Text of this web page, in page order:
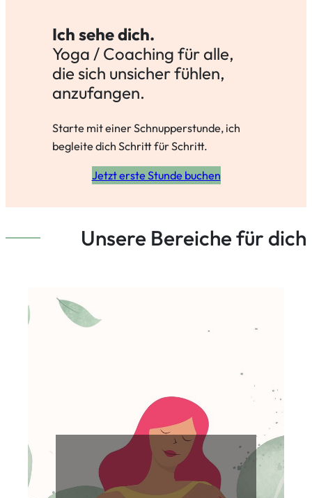
Ich sehe dich.
Yoga / Coaching für alle,
die sich unsicher fühlen,
anzufangen.
Starte mit einer Schnupperstunde, ich
begleite dich Schritt für Schritt.
Jetzt erste Stunde buchen
Unsere Bereiche für dich